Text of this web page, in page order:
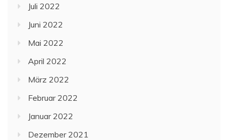
Juli 2022
Juni 2022
Mai 2022
April 2022
März 2022
Februar 2022
Januar 2022
Dezember 2021